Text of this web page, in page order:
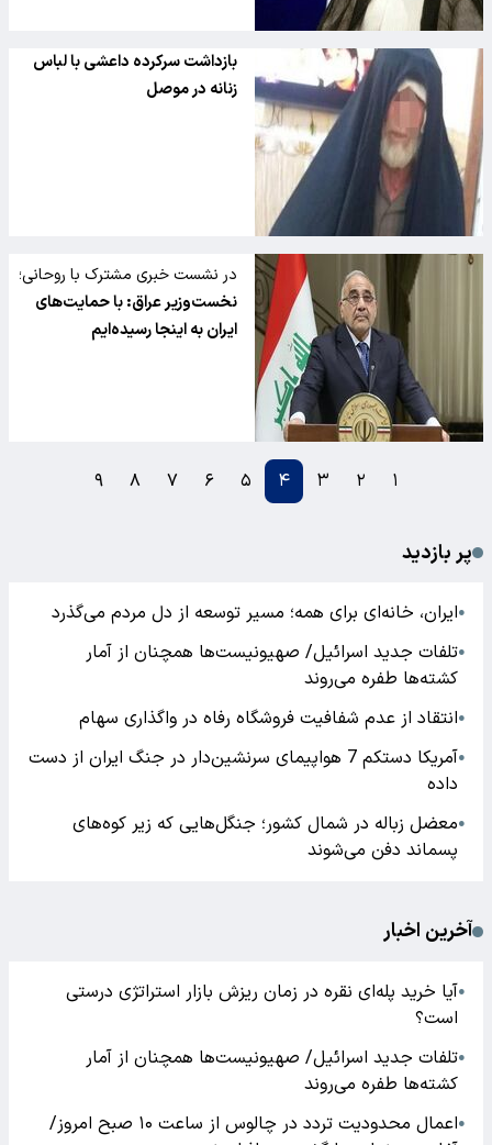
بازداشت سرکرده داعشی با لباس
زنانه در موصل
در نشست خبری مشترک با روحانی؛
نخست‌وزیر عراق: با حمایت‌های
ایران به اینجا رسیده‌ایم
۱ ۲ ۳ ۴ ۵ ۶ ۷ ۸ ۹
پر بازدید
●ایران، خانه‌ای برای همه؛ مسیر توسعه از دل مردم می‌گذرد
●تلفات جدید اسرائیل/ صهیونیست‌ها همچنان از آمار
کشته‌ها طفره می‌روند
●انتقاد از عدم شفافیت فروشگاه رفاه در واگذاری سهام
●
آمریکا دستکم 7 هواپیمای سرنشین‌دار در جنگ ایران از دست
داده
●معضل زباله در شمال کشور؛ جنگل‌هایی که زیر کوه‌های
پسماند دفن می‌شوند
آخرین اخبار
●آیا خرید پله‌ای نقره در زمان ریزش بازار استراتژی درستی
است؟
●تلفات جدید اسرائیل/ صهیونیست‌ها همچنان از آمار
کشته‌ها طفره می‌روند
●
اعمال محدودیت تردد در چالوس از ساعت ۱۰ صبح امروز/